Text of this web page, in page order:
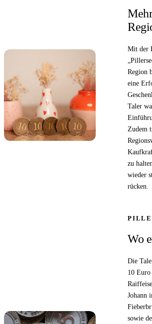
Mit der
Region
eine
Taler
Zudem
zu
wieder
rücken.
Wo
Die
10
Johann
sowie